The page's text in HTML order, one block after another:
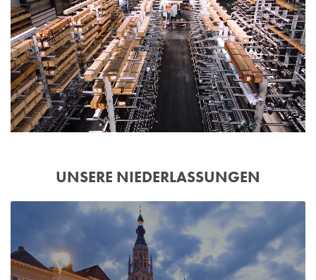
UNSERE NIEDERLASSUNGEN